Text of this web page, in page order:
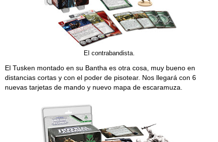
El contrabandista.
El Tusken montado en su Bantha es otra cosa, muy bueno en
distancias cortas y con el poder de pisotear. Nos llegará con 6
nuevas tarjetas de mando y nuevo mapa de escaramuza.